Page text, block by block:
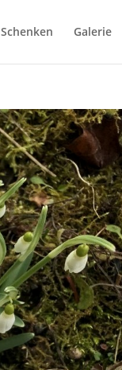
Schenken Galerie